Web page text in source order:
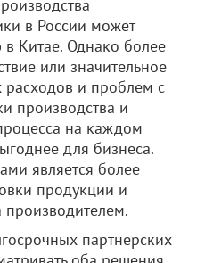
в России может
Китае. Однако более
или значительное
расходов и проблем с
производства и
на каждом
для бизнеса.
является более
продукции и
партнерских